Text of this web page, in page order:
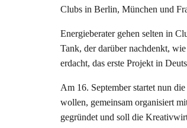
Clubs in Berlin, München und
Energieberater gehen selten in
Tank, der darüber nachdenkt,
erdacht, das erste Projekt in
Am 16. September startet nun die
wollen, gemeinsam organisiert
gegründet und soll die